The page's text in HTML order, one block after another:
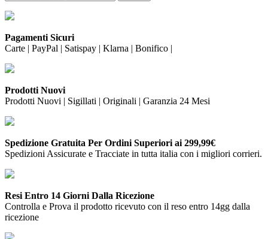
Pagamenti Sicuri
Carte | PayPal | Satispay | Klarna | Bonifico |
Prodotti Nuovi
Prodotti Nuovi | Sigillati | Originali | Garanzia 24 Mesi
Spedizione Gratuita Per Ordini Superiori ai 299,99€
Spedizioni Assicurate e Tracciate in tutta italia con i migliori corrieri.
Resi Entro 14 Giorni Dalla Ricezione
Controlla e Prova il prodotto ricevuto con il reso entro 14gg dalla
ricezione